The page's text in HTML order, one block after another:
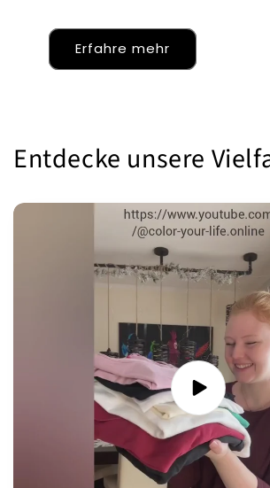
Erfahre mehr
Entdecke unsere